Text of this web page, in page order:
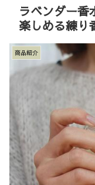
ラベンダー香
楽しめる練り
商品紹介